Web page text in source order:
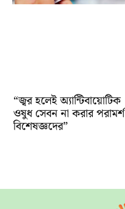
“জ্বর হলেই অ্যান্টিবায়োটিক
ওষুধ সেবন না করার পরামর্শ
বিশেষজ্ঞদের”